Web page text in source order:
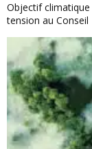
Objectif
tension au Conseil